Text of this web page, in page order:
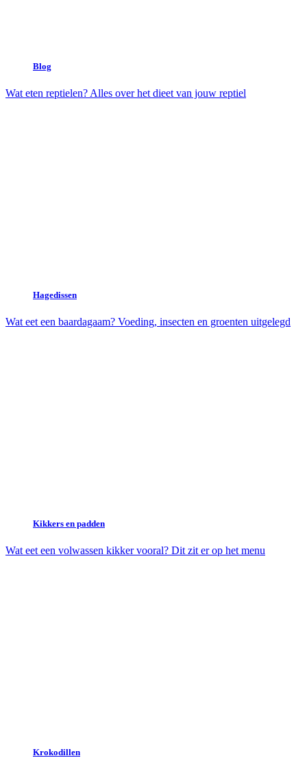
Blog
Wat eten reptielen? Alles over het dieet van jouw reptiel
Hagedissen
Wat eet een baardagaam? Voeding, insecten en groenten uitgelegd
Kikkers en padden
Wat eet een volwassen kikker vooral? Dit zit er op het menu
Krokodillen